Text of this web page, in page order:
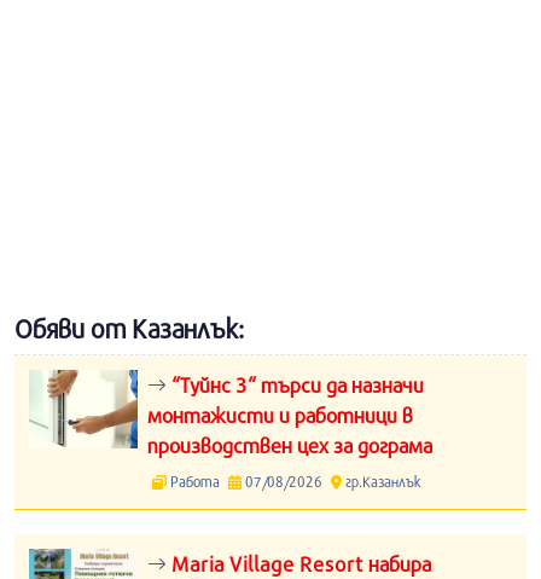
Обяви от Казанлък:
“Туйнс 3“ търси да назначи
монтажисти и работници в
производствен цех за дограма
Работа 07/08/2026 гр.Казанлък
Maria Village Resort набира